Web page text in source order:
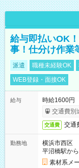
給与即払いOK
事！仕分け作業
派遣 職種未経験OK
WEB登録・面接OK
給与
時給1600円
交通費別
交通費 交通
勤務地
横浜市西区
平沼橋駅か
素材系メ